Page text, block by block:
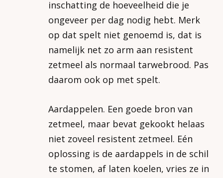
inschatting de hoeveelheid die je
ongeveer per dag nodig hebt. Merk
op dat spelt niet genoemd is, dat is
namelijk net zo arm aan resistent
zetmeel als normaal tarwebrood. Pas
daarom ook op met spelt.
Aardappelen. Een goede bron van
zetmeel, maar bevat gekookt helaas
niet zoveel resistent zetmeel. Eén
oplossing is de aardappels in de schil
te stomen, af laten koelen, vries ze in